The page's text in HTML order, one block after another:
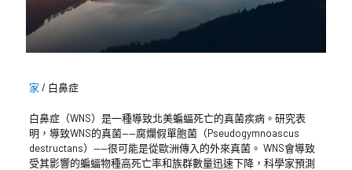
家 / 白鼻症
白鼻症（WNS）是一種導致北美蝙蝠死亡的真菌疾病。研究表
明，導致WNS的真菌——腐爛假單胞菌（Pseudogymnoascus
destructans）——很可能是從歐洲傳入的外來真菌。 WNS會導致
受其影響的蝙蝠物種高死亡率和族群數量迅速下降，科學家預測